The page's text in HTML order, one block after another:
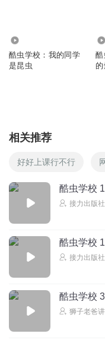
回复 2023-04-24
我有杂虫班的1、4
朱毅_3h
三十个人的世界是
回复 2024-01-19
2023-12-24
洺记我馨
酷虫学校：我的同学
是昆虫
酷
的
相关推荐
好好上课行不行
酷虫学校
接力出版社
酷虫学校
接力出版社
酷虫学校
狮子老爸